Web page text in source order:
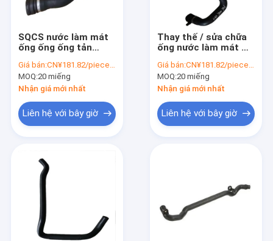
SQCS nước làm mát
ống ống ống tản
545i E63 645i OE
17127508011
Giá bán:CN¥181.82/pieces 20-49 pieces
MOQ:20 miếng
Nhận giá mới nhất
Liên hệ với bây giờ
Thay thế / sửa chữa
ống nước làm mát OE
hơi châu Âu BMW E46
X5 E53 Phân tích ô tô
Xe hơi châu Âu Phân
tích ô tô
Giá bán:CN¥181.82/pieces 20-49 pieces
MOQ:20 miếng
Nhận giá mới nhất
Liên hệ với bây giờ